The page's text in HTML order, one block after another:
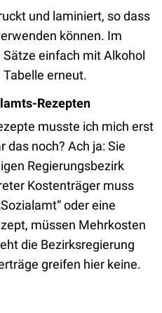
und laminiert, so dass
können. Im
einfach mit Alkohol
erneut.
Rezepten
musste ich mich erst
das noch? Ach ja: Sie
Regierungsbezirk
Kostenträger muss
oder eine
müssen Mehrkosten
die Bezirksregierung
greifen hier keine.